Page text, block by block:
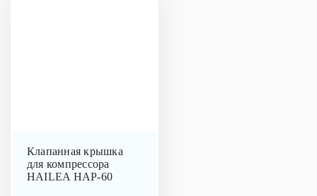
Клапанная крышка
для компрессора
HAILEA HAP-60